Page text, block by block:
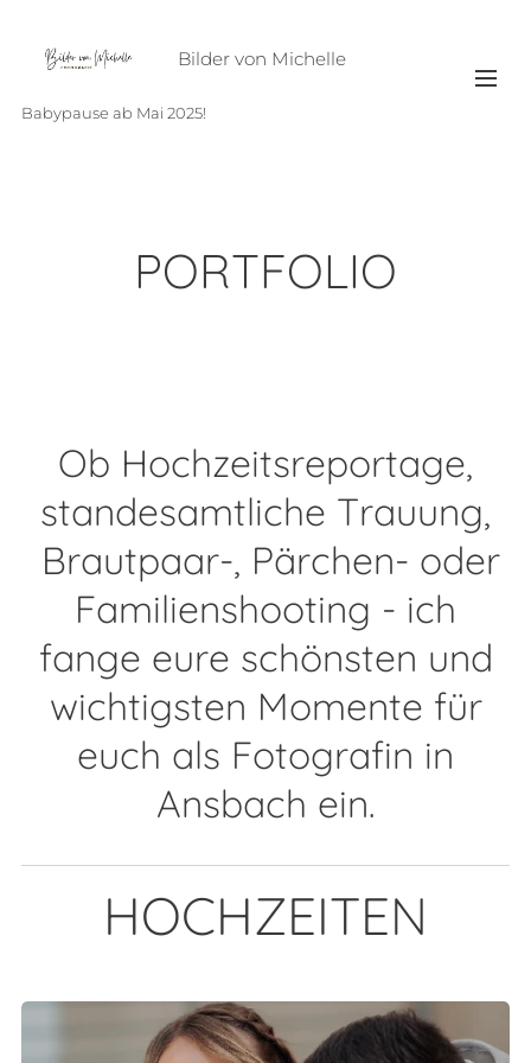
Bilder von Michelle
Babypause ab Mai 2025!
PORTFOLIO
Ob Hochzeitsreportage,
standesamtliche Trauung,
Brautpaar-, Pärchen- oder
Familienshooting - ich
fange eure schönsten und
wichtigsten Momente für
euch als Fotografin in
Ansbach ein.
HOCHZEITEN